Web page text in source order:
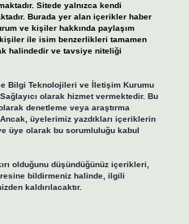
Sitede yalnızca kendi
Burada yer alan içerikler haber
ve kişiler hakkında paylaşım
ile isim benzerlikleri tamamen
halindedir ve tavsiye niteliği
Bilgi Teknolojileri ve İletişim Kurumu
olarak hizmet vermektedir. Bu
denetleme veya araştırma
üyelerimiz yazdıkları içeriklerin
üye olarak bu sorumluluğu kabul
olduğunu düşündüğünüz içerikleri,
bildirmeniz halinde, ilgili
kaldırılacaktır.